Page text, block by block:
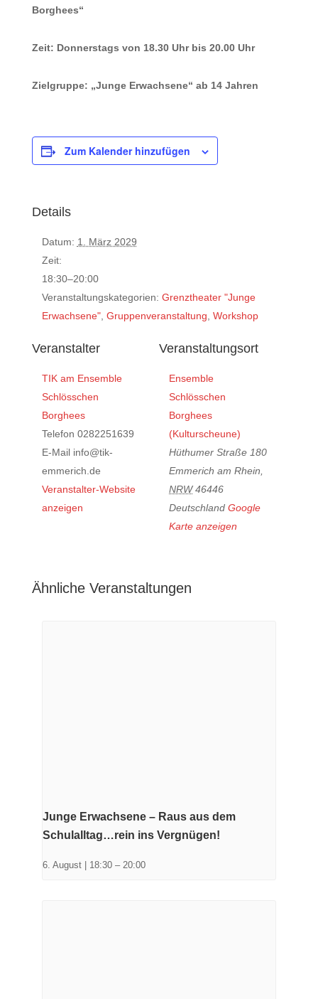
Borghees“
Zeit: Donnerstags von 18.30 Uhr bis 20.00 Uhr
Zielgruppe: „Junge Erwachsene“ ab 14 Jahren
Zum Kalender hinzufügen
Details
Datum: 1. März 2029
Zeit:
18:30–20:00
Veranstaltungskategorien: Grenztheater "Junge
Erwachsene", Gruppenveranstaltung Workshop
Veranstaltungsort
Ensemble
Schlösschen
Borghees
(Kulturscheune)
Hüthumer Straße 180
Emmerich am Rhein
NRW 46446
Deutschland Google
Karte anzeigen
Veranstalter
TIK am Ensemble
Schlösschen
Borghees
Telefon 0282251639
E-Mail info@tik-
emmerich.de
Veranstalter-Website
anzeigen
Ähnliche Veranstaltungen
Junge Erwachsene – Raus aus dem
Schulalltag…rein ins Vergnügen!
6. August | 18:30 – 20:00